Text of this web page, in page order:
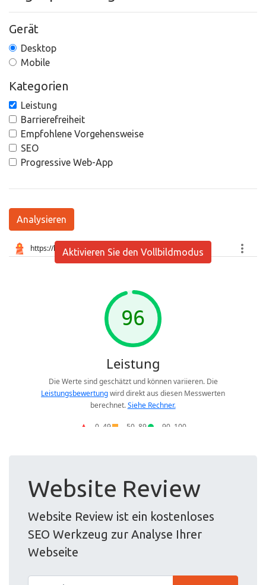
Gerät
Desktop
Mobile
Kategorien
Leistung
Barrierefreiheit
Empfohlene Vorgehensweise
SEO
Progressive Web-App
Analysieren
Aktivieren Sie den Vollbildmodus
Website Review
Website Review ist ein kostenloses
SEO Werkzeug zur Analyse Ihrer
Webseite